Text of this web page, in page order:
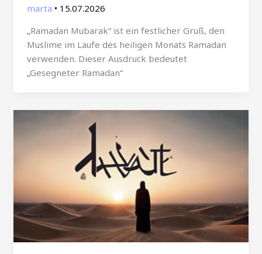
marta • 15.07.2026
„Ramadan Mubarak“ ist ein festlicher Gruß, den
Muslime im Laufe des heiligen Monats Ramadan
verwenden. Dieser Ausdruck bedeutet
„Gesegneter Ramadan“